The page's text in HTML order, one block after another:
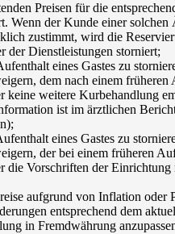
Preisen für die
Wenn der Kunde einer solchen
zustimmt, wird die
der Dienstleistungen storniert;
eines Gastes zu
dem nach einem früheren
keine weitere Kurbehandlung
ist im ärztlichen
eines Gastes zu
der bei einem früheren
die Vorschriften der Einrichtung
aufgrund von Inflation oder
entsprechend dem
in Fremdwährung